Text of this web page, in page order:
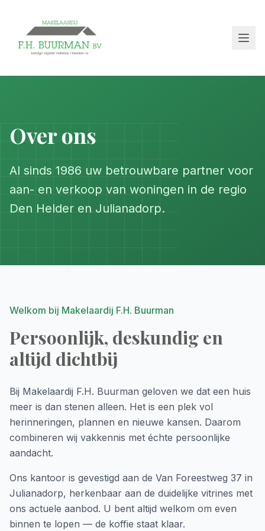
Over ons
Al sinds 1986 uw betrouwbare partner voor
aan- en verkoop van woningen in de regio
Den Helder en Julianadorp.
Welkom bij Makelaardij F.H. Buurman
Persoonlijk, deskundig en
altijd dichtbij
Bij Makelaardij F.H. Buurman geloven we dat een huis
meer is dan stenen alleen. Het is een plek vol
herinneringen, plannen en nieuwe kansen. Daarom
combineren wij vakkennis met échte persoonlijke
aandacht.
Ons kantoor is gevestigd aan de Van Foreestweg 37 in
Julianadorp, herkenbaar aan de duidelijke vitrines met
ons actuele aanbod. U bent altijd welkom om even
binnen te lopen — de koffie staat klaar.